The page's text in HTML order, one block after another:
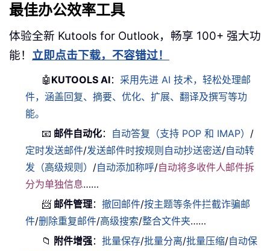
最佳办公效率工具
体验全新 Kutools for Outlook，畅享 100+ 强大功
能！ 立即点击下载，不容错过！
🤖 KUTOOLS AI： 采用先进 AI 技术，轻松处理邮
件，涵盖回复、摘要、优化、扩展、翻译及撰写等功
能。
📧 邮件自动化： 自动答复（支持 POP 和 IMAP） /
定时发送邮件/发送邮件时按规则自动抄送密送/自动转
发（高级规则） /自动添加称呼/自动将多收件人邮件拆
分为单独信息……
📨 邮件管理：撤回邮件/按主题等条件拦截诈骗邮
件/删除重复邮件/高级搜索/整合文件夹……
📁 附件增强：批量保存/批量分离/批量压缩/自动保